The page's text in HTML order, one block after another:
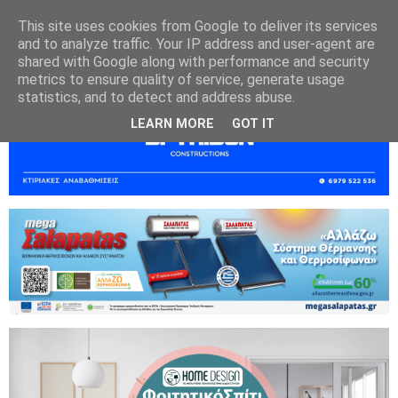
This site uses cookies from Google to deliver its services
and to analyze traffic. Your IP address and user-agent are
shared with Google along with performance and security
metrics to ensure quality of service, generate usage
statistics, and to detect and address abuse.
LEARN MORE GOT IT